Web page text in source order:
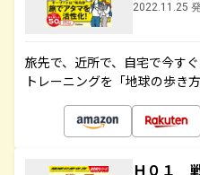
2022.11.25
旅先で、近所で、自宅で今す
トレーニングを「地球の歩き
Ｈ０１